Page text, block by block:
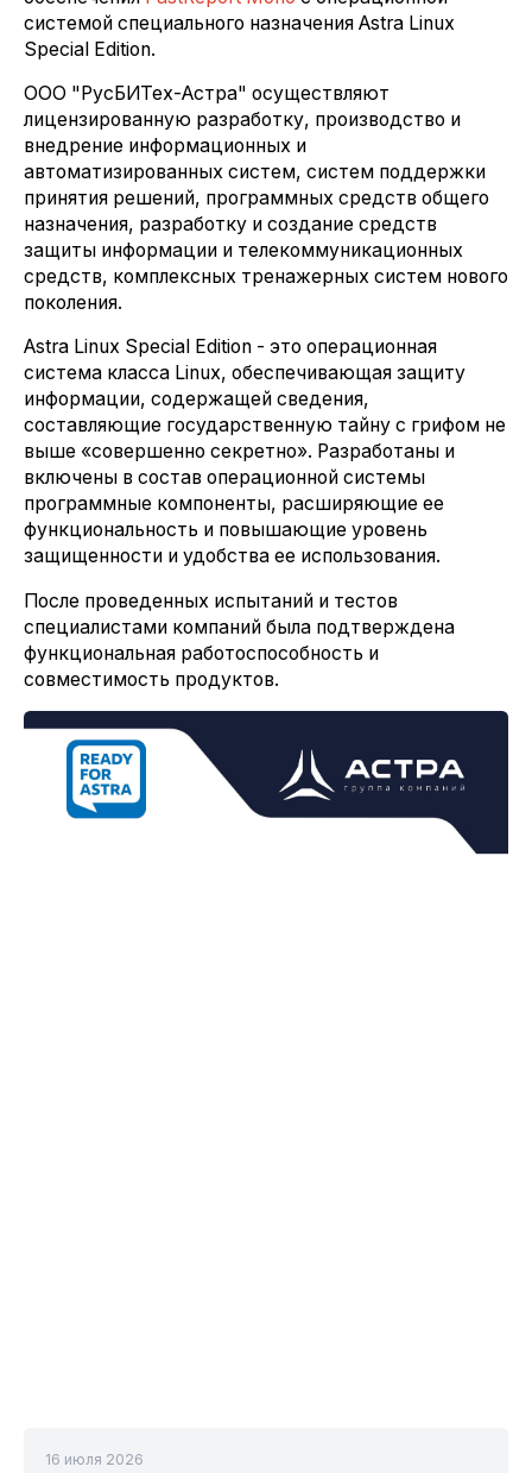
системой специального назначения Astra Linux
Special Edition.
ООО "РусБИТех-Астра" осуществляют
лицензированную разработку, производство и
внедрение информационных и
автоматизированных систем, систем поддержки
принятия решений, программных средств общего
назначения, разработку и создание средств
защиты информации и телекоммуникационных
средств, комплексных тренажерных систем нового
поколения.
Astra Linux Special Edition - это операционная
система класса Linux, обеспечивающая защиту
информации, содержащей сведения,
составляющие государственную тайну с грифом не
выше «совершенно секретно». Разработаны и
включены в состав операционной системы
программные компоненты, расширяющие ее
функциональность и повышающие уровень
защищенности и удобства ее использования.
После проведенных испытаний и тестов
специалистами компаний была подтверждена
функциональная работоспособность и
совместимость продуктов.
16 июля 2026